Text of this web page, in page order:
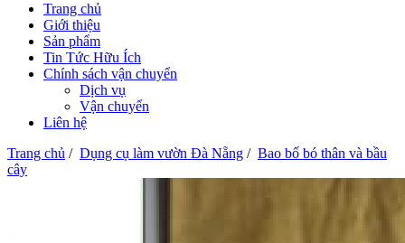
Trang chủ
Giới thiệu
Sản phẩm
Tin Tức Hữu Ích
Chính sách vận chuyển
Dịch vụ
Vận chuyển
Liên hệ
Trang chủ / Dụng cụ làm vườn Đà Nẵng / Bao bố bó thân và bầu
cây